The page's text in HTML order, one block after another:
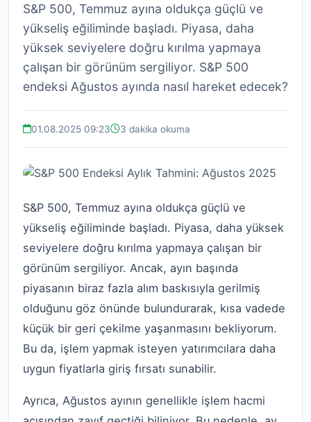
S&P 500, Temmuz ayına oldukça güçlü ve
yükseliş eğiliminde başladı. Piyasa, daha
yüksek seviyelere doğru kırılma yapmaya
çalışan bir görünüm sergiliyor. S&P 500
endeksi Ağustos ayında nasıl hareket edecek?
01.08.2025 09:23 3 dakika okuma
S&P 500, Temmuz ayına oldukça güçlü ve
yükseliş eğiliminde başladı. Piyasa, daha yüksek
seviyelere doğru kırılma yapmaya çalışan bir
görünüm sergiliyor. Ancak, ayın başında
piyasanın biraz fazla alım baskısıyla gerilmiş
olduğunu göz önünde bulundurarak, kısa vadede
küçük bir geri çekilme yaşanmasını bekliyorum.
Bu da, işlem yapmak isteyen yatırımcılara daha
uygun fiyatlarla giriş fırsatı sunabilir.
Ayrıca, Ağustos ayının genellikle işlem hacmi